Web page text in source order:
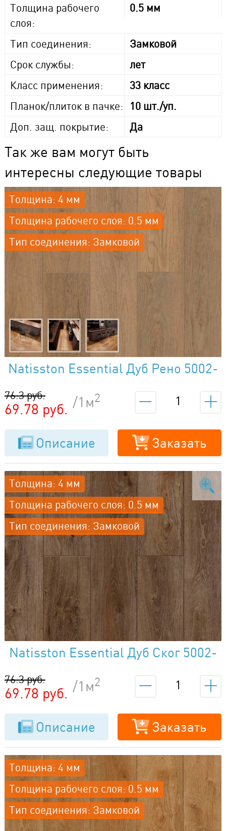
Толщина рабочего
слоя:
0.5 мм
Тип соединения:
Замковой
Срок службы:
лет
Класс применения:
33 класс
Планок/плиток в пачке:
10 шт./уп.
Доп. защ. покрытие:
Да
Так же вам могут быть
интересны следующие товары
Толщина: 4 мм
Толщина рабочего слоя: 0.5 мм
Тип соединения: Замковой
Natisston Essential Дуб Рено 5002-
69.78 руб.
76.3 руб. /1м2
Описание Заказать
Толщина: 4 мм
Толщина рабочего слоя: 0.5 мм
Тип соединения: Замковой
Natisston Essential Дуб Ског 5002-
69.78 руб.
76.3 руб. /1м2
Описание Заказать
Толщина: 4 мм
Толщина рабочего слоя: 0.5 мм
Тип соединения: Замковой